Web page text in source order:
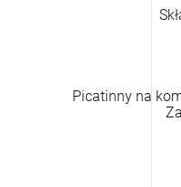
Picatinny na